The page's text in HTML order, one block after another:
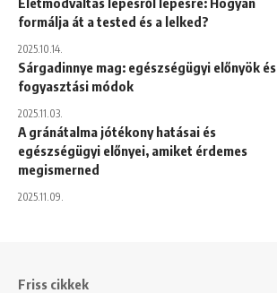
formálja át a tested és a lelked?
2025.10.14.
Sárgadinnye mag: egészségügyi előnyök és
fogyasztási módok
2025.11.03.
A gránátalma jótékony hatásai és
egészségügyi előnyei, amiket érdemes
megismerned
2025.11.09.
Friss cikkek